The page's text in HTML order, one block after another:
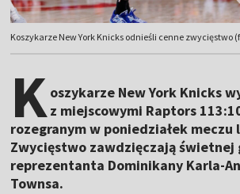
Koszykarze New York Knicks odnieśli cenne zwycięstwo
Koszykarze New York Knicks
z miejscowymi Raptors
rozegranym w poniedziałek meczu
Zwycięstwo zawdzięczają świetnej
reprezentanta Dominikany Karla-
Townsa.